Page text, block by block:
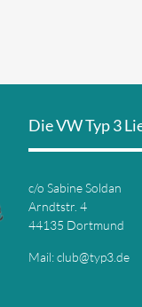
Die VW Typ 3
c/o Sabine Soldan
Arndtstr. 4
44135 Dortmund
Mail:club@typ3.de